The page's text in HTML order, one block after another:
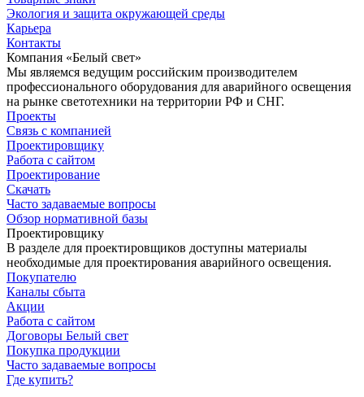
Экология и защита окружающей среды
Карьера
Контакты
Компания «Белый свет»
Мы являемся ведущим российским производителем
профессионального оборудования для аварийного освещения
на рынке светотехники на территории РФ и СНГ.
Проекты
Связь с компанией
Проектировщику
Работа с сайтом
Проектирование
Скачать
Часто задаваемые вопросы
Обзор нормативной базы
Проектировщику
В разделе для проектировщиков доступны материалы
необходимые для проектирования аварийного освещения.
Покупателю
Каналы сбыта
Акции
Работа с сайтом
Договоры Белый свет
Покупка продукции
Часто задаваемые вопросы
Где купить?